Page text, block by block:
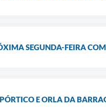
SEGUNDA-FEIRA
E ORLA DA